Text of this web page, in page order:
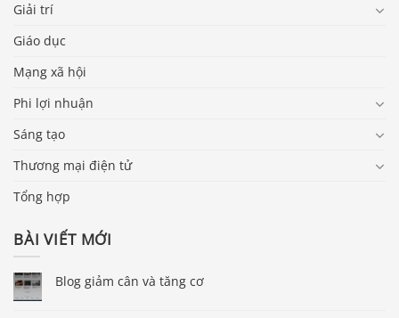
Giải trí
Giáo dục
Mạng xã hội
Phi lợi nhuận
Sáng tạo
Thương mại điện tử
Tổng hợp
BÀI VIẾT MỚI
Blog giảm cân và tăng cơ